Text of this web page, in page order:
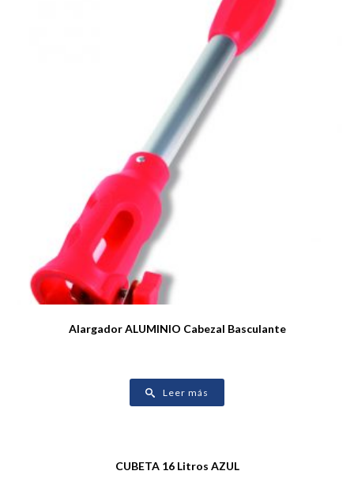
Alargador ALUMINIO Cabezal Basculante
Leer más
CUBETA 16 Litros AZUL